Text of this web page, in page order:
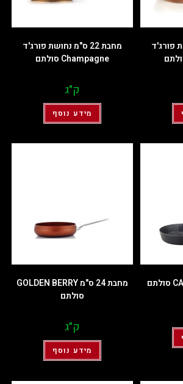
פורג'ד
מחבת 22 ס"מ נחושת פורג'ד
Champagne סולתם
ק״ג
מידע נוסף
מחבת 24 ס"מ GOLDEN BERRY
סולתם
ק״ג
מידע נוסף